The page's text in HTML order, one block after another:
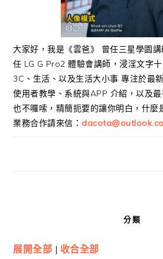
大家好，我是《雲爸》 曾任三星學園
任 LG G Pro2 體驗會講師，浸淫文字
3C、生活、以及生活大小事 專注於最
使用者教學、系統與APP 介紹，以及
也不囉嗦，精簡扼要的讓你明白，什麼
業務合作請來信：
分類
展開全部 | 收合全部